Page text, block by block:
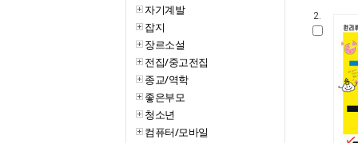
자기계발
잡지
장르소설
전집/중고전집
종교/역학
좋은부모
청소년
컴퓨터/모바일
2.